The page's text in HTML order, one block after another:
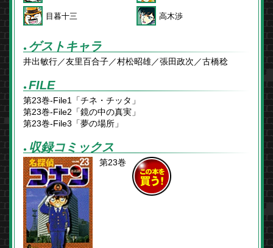
● FILE
第23巻-File1「チネ・チッタ」
第23巻-File2「鏡の中の真実」
第23巻-File3「夢の場所」
目暮十三 高木渉
● ゲストキャラ
井出敏行／友里百合子／村松昭雄／張田政次／古橋稔
● 収録コミックス
第23巻